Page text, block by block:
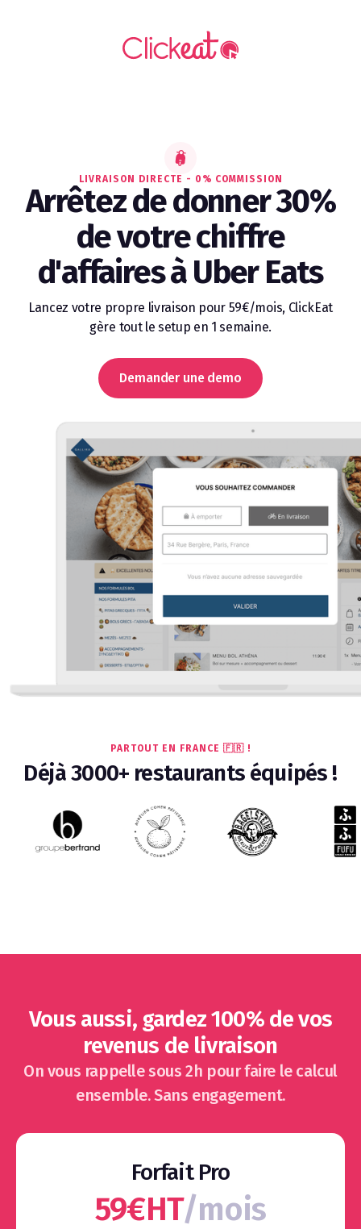
LIVRAISON DIRECTE - 0% COMMISSION
Arrêtez de donner 30%
de votre chiffre
d'affaires à Uber Eats
Lancez votre propre livraison pour 59€/mois, ClickEat
gère tout le setup en 1 semaine.
Demander une demo
PARTOUT EN FRANCE 🇫🇷 !
Déjà 3000+ restaurants équipés !
Vous aussi, gardez 100% de vos
revenus de livraison
On vous rappelle sous 2h pour faire le calcul
ensemble. Sans engagement.
Forfait Pro
59€HT/mois